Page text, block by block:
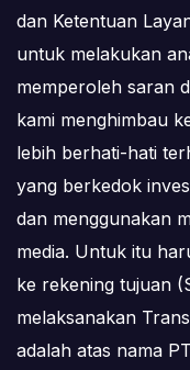
dan Ketentuan
untuk melakukan
memperoleh saran
kami menghimbau
lebih berhati-hati
yang berkedok
dan menggunakan
media. Untuk itu
ke rekening tujuan
melaksanakan
adalah atas nama